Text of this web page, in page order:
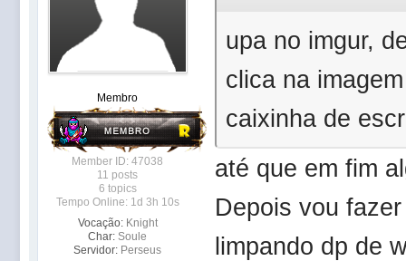
Membro
Member ID: 47038
11 posts
6 topics
Tempo Online: 1d 3h 10s
Vocação: Knight
Char: Soule
Servidor: Perseus
upa no imgur,
clica na
caixinha de
até que em fim
Depois vou
limpando dp de